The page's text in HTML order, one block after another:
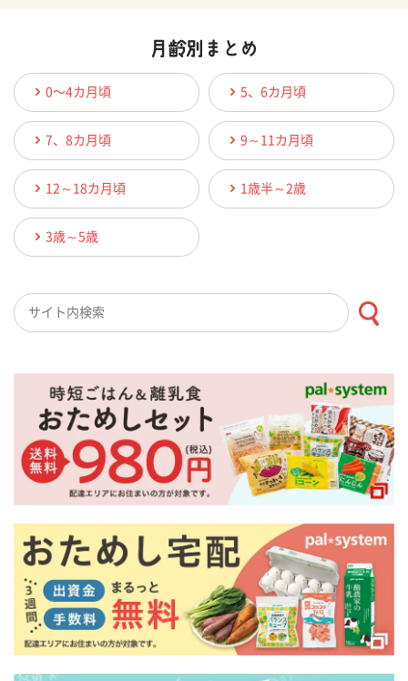
0〜4カ月頃 5、6カ月頃
7、8カ月頃 9～11カ月頃
12～18カ月頃 1歳半～2歳
3歳～5歳
検索キーワード入力